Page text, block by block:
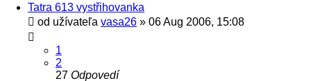
Tatra 613 vystřihovanka
od užívateľa vasa26 » 06 Aug 2006, 15:08
1
2
27 Odpovedí